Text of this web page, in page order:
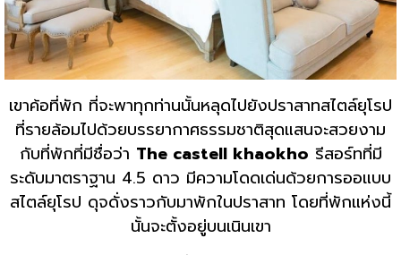
เขาค้อที่พัก ที่จะพาทุกท่านนั้นหลุดไปยังปราสาทสไตล์ยุโรป
ที่รายล้อมไปด้วยบรรยากาศธรรมชาติสุดแสนจะสวยงาม
กับที่พักที่มีชื่อว่า The castell khaokho รีสอร์ทที่มี
ระดับมาตราฐาน 4.5 ดาว มีความโดดเด่นด้วยการออแบบ
สไตล์ยุโรป ดุจดั่งราวกับมาพักในปราสาท โดยที่พักแห่งนี้
นั้นจะตั้งอยู่บนเนินเขา